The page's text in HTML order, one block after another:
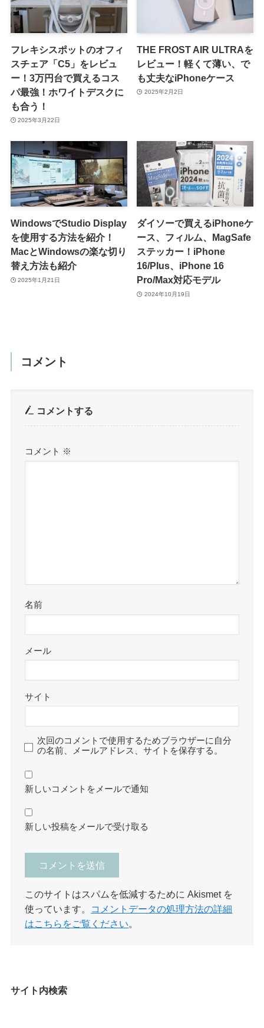
フレキシスポットのオフィ
スチェア「C5」をレビュ
ー！3万円台で買えるコス
パ最強！ホワイトデスクに
も合う！
2025年3月22日
THE FROST AIR ULTRAを
レビュー！軽くて薄い、で
も丈夫なiPhoneケース
2025年2月2日
WindowsでStudio Display
を使用する方法を紹介！
MacとWindowsの楽な切り
替え方法も紹介
2025年1月21日
ダイソーで買えるiPhoneケ
ース、フィルム、MagSafe
ステッカー！iPhone
16/Plus、iPhone 16
Pro/Max対応モデル
2024年10月19日
コメント
コメントする
コメント ※
名前
メール
サイト
次回のコメントで使用するためブラウザーに自分
の名前、メールアドレス、サイトを保存する。
新しいコメントをメールで通知
新しい投稿をメールで受け取る
このサイトはスパムを低減するために Akismet を
使っています。
コメントデータの処理方法の詳細
はこちらをご覧ください。
サイト内検索